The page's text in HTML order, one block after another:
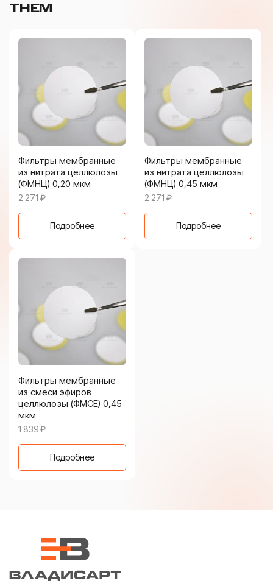
THEM
Фильтры мембранные
из нитрата целлюлозы
(ФМНЦ) 0,20 мкм
2 271 ₽
Подробнее
Фильтры мембранные
из нитрата целлюлозы
(ФМНЦ) 0,45 мкм
2 271 ₽
Подробнее
Фильтры мембранные
из смеси эфиров
целлюлозы (ФМСЕ) 0,45
мкм
1 839₽
Подробнее